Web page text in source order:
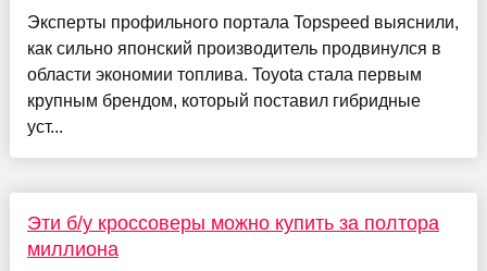
Эксперты профильного портала Topspeed выяснили,
как сильно японский производитель продвинулся в
области экономии топлива. Toyota стала первым
крупным брендом, который поставил гибридные
уст...
Эти б/у кроссоверы можно купить за полтора
миллиона